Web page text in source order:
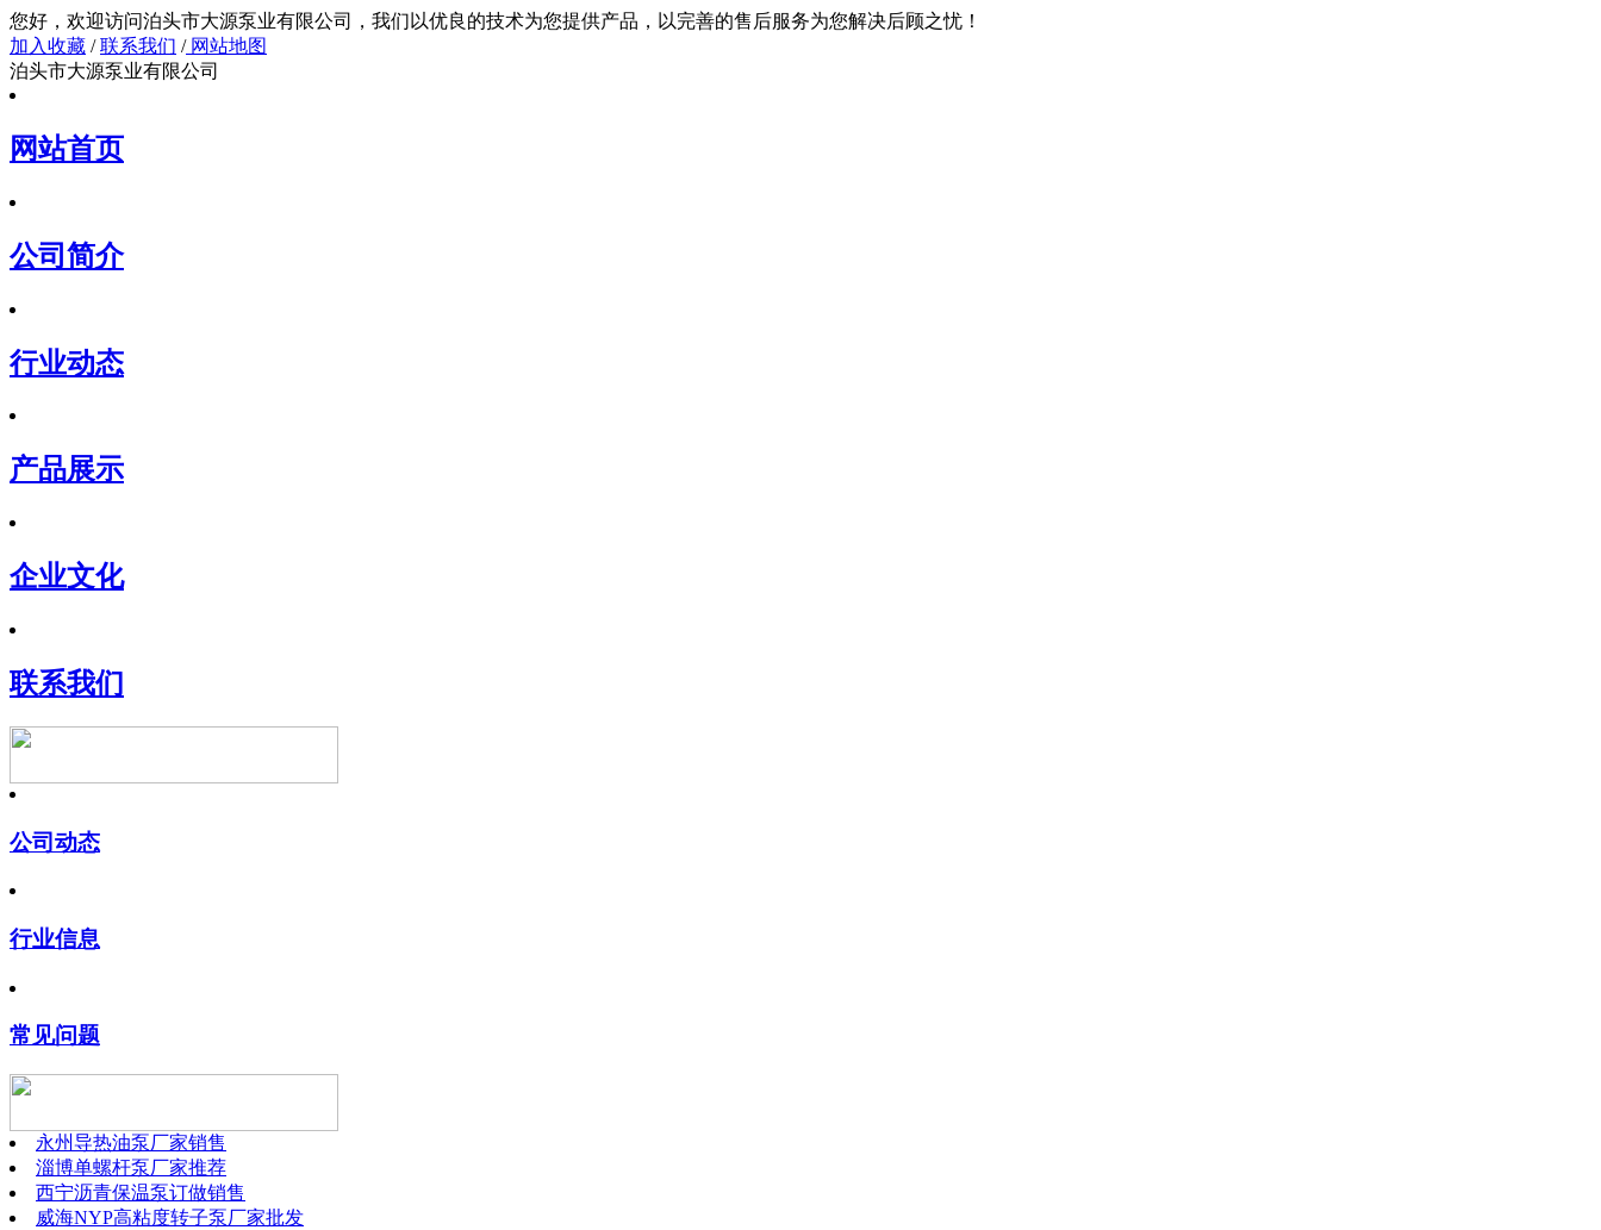
您好，欢迎访问泊头市大源泵业有限公司，我们以优良的技术为您提供产品，以完善的售后服务为您解决后顾之忧！
加入收藏 /联系我们 /网站地图
泊头市大源泵业有限公司
网站首页
公司简介
行业动态
产品展示
企业文化
联系我们
公司动态
行业信息
常见问题
永州导热油泵厂家销售
淄博单螺杆泵厂家推荐
西宁沥青保温泵订做销售
威海NYP高粘度转子泵厂家批发